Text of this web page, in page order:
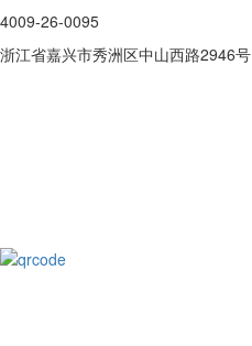
4009-26-0095
浙江省嘉兴市秀洲区中山西路2946号